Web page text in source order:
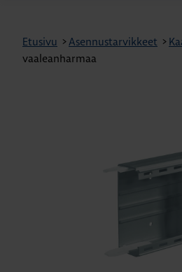
Etusivu >Asennustarvikkeet >
vaaleanharmaa